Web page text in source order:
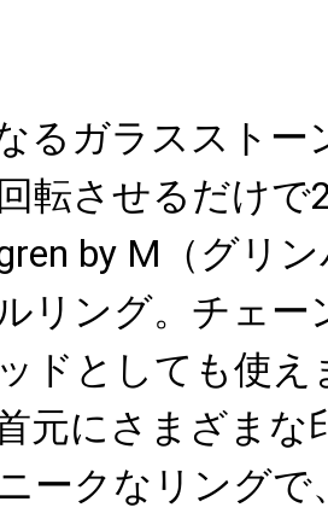
るガラスストー
転させるだけで
by M（グリ
リング。チェー
ドとしても使え
元にさまざまな
ークなリング